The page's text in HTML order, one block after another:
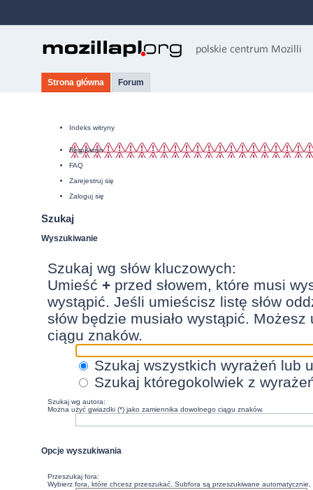
Strona główna Forum
Indeks witryny
Regulamin
FAQ
Zarejestruj się
Zaloguj się
Szukaj
Wyszukiwanie
Szukaj wg słów kluczowych:
Umieść+ przed słowem, które musi
wystąpić. Jeśli umieścisz listę słów
słów będzie musiało wystąpić.
ciągu znaków.
Szukaj wszystkich wyrażeń lub
Szukaj któregokolwiek z
Szukaj wg autora:
Można użyć gwiazdki (*) jako zamiennika dowolnego ciągu znaków.
Opcje wyszukiwania
Przeszukaj fora:
Wybierz fora, które chcesz przeszukać. Subfora są przeszukiwane